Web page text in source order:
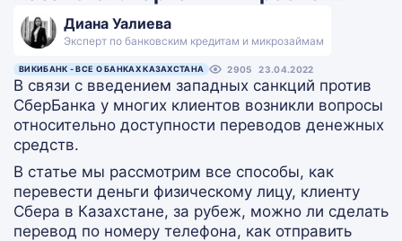
Диана Уалиева
Эксперт по банковским кредитам и микрозаймам
ВИКИБАНК - ВСЕ О БАНКАХ КАЗАХСТАНА 2905 23.04.2022
В связи с введением западных санкций против
СберБанка у многих клиентов возникли вопросы
относительно доступности переводов денежных
средств.
В статье мы рассмотрим все способы, как
перевести деньги физическому лицу, клиенту
Сбера в Казахстане, за рубеж, можно ли сделать
перевод по номеру телефона, как отправить